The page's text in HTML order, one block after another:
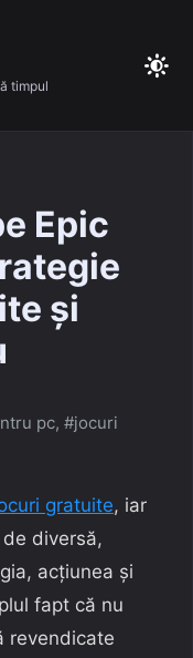
timpul
Epic
și
pc, #jocuri
gratuite, iar
diversă,
acțiunea și
fapt că nu
revendicate